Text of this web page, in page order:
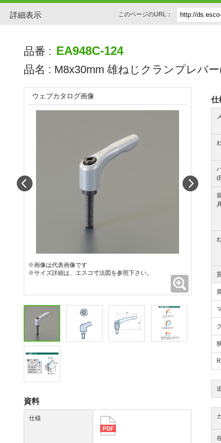
詳細表示 このページのURL：
品番 : EA948C-124
品名 : M8x30mm 雄ねじクランプレバー
仕
ウェブカタログ画像
※画像は代表画像です
※サイズ詳細は、エスコ寸法図を参照下さい。
資料
仕様